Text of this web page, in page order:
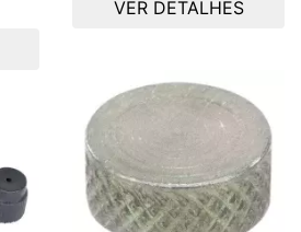
VER DETALHES